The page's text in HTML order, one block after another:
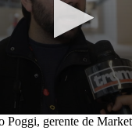
gerente de